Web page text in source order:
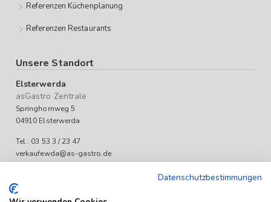
Referenzen Küchenplanung
Referenzen Restaurants
Unsere Standort
Elsterwerda
asGastro Zentrale
Springhornweg 5
04910 Elsterwerda
Tel.: 03 53 3 / 23 47
verkaufewda@as-gastro.de
Mo-Fr 09:00 bis 17:00 Uhr
Datenschutzbestimmungen